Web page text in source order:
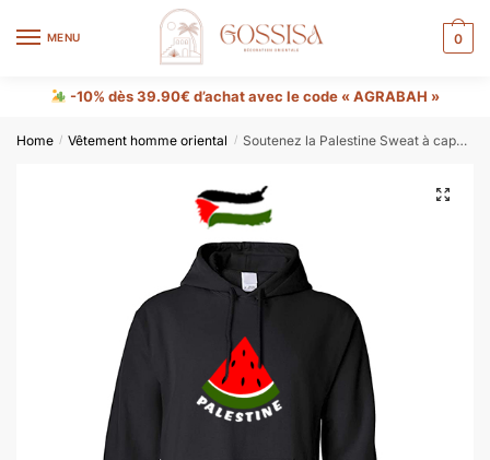
MENU 0
-10% dès 39.90€ d’achat avec le code « AGRABAH »
Home / Vêtement homme oriental / Soutenez la Palestine Sweat à capuche